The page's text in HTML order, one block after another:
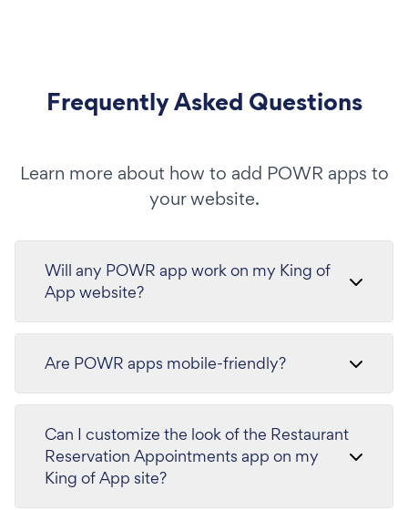
Frequently Asked Questions
Learn more about how to add POWR apps to
your website.
Will any POWR app work on my King of
App website?
Are POWR apps mobile-friendly?
Can I customize the look of the Restaurant
Reservation Appointments app on my
King of App site?